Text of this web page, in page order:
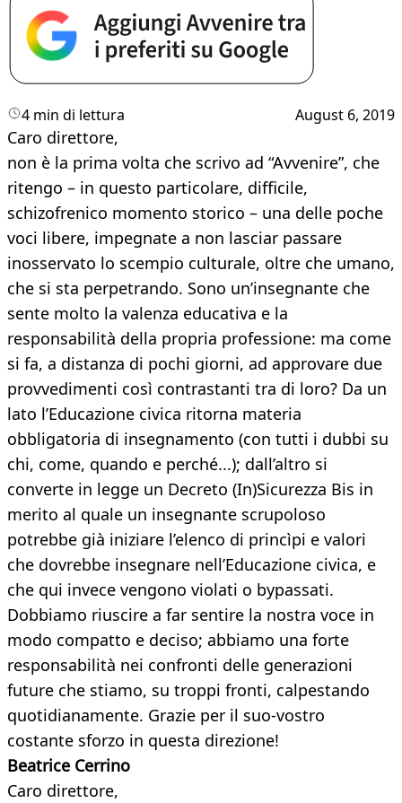
4 min di lettura August 6, 2019
Caro direttore,
non è la prima volta che scrivo ad “Avvenire”, che
ritengo – in questo particolare, difficile,
schizofrenico momento storico – una delle poche
voci libere, impegnate a non lasciar passare
inosservato lo scempio culturale, oltre che umano,
che si sta perpetrando. Sono un’insegnante che
sente molto la valenza educativa e la
responsabilità della propria professione: ma come
si fa, a distanza di pochi giorni, ad approvare due
provvedimenti così contrastanti tra di loro? Da un
lato l’Educazione civica ritorna materia
obbligatoria di insegnamento (con tutti i dubbi su
chi, come, quando e perché...); dall’altro si
converte in legge un Decreto (In)Sicurezza Bis in
merito al quale un insegnante scrupoloso
potrebbe già iniziare l’elenco di princìpi e valori
che dovrebbe insegnare nell’Educazione civica, e
che qui invece vengono violati o bypassati.
Dobbiamo riuscire a far sentire la nostra voce in
modo compatto e deciso; abbiamo una forte
responsabilità nei confronti delle generazioni
future che stiamo, su troppi fronti, calpestando
quotidianamente. Grazie per il suo-vostro
costante sforzo in questa direzione!
Beatrice Cerrino
Caro direttore,